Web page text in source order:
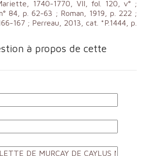
1740-1770, VII, fol. 120, v° ;
84, p. 62-63 ; Roman, 1919, p. 222 ;
167 ; Perreau, 2013, cat. *P.1444, p.
à propos de cette